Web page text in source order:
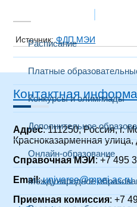
Расписание
Платные
Конкурсы и олимпиады
Дополнительное
Онлайн-образование
Международное
Источник:ФДП МЭИ
Контактная
Адрес: 111250, Россия, г.
Красноказарменная улица,
Справочная МЭИ: +7 495
Email:universe@mpei.ac.ru
Приемная комиссия: +7